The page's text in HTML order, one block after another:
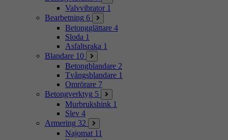
Valvvibrator 1
Bearbetning 6
Betongglättare 4
Sloda 1
Asfaltsraka 1
Blandare 10
Betongblandare 2
Tvångsblandare 1
Omrörare 7
Betongverktyg 5
Murbrukshink 1
Slev 4
Armering 32
Najomat 11